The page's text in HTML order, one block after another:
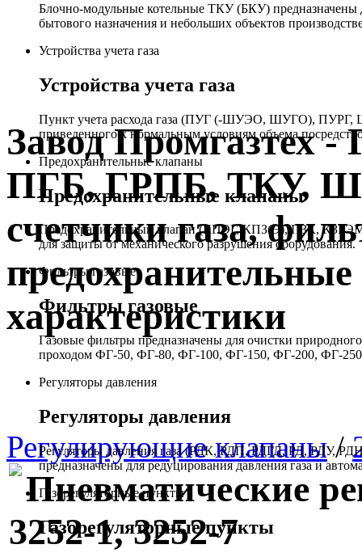
Блочно-модульные котельные ТКУ (БКУ) предназначены
бытового назначения и небольших объектов
Устройства учета газа
Устройства учета газа
Пункт учета расхода газа (ПУГ (-ШУЭО, ШУГО), ПУРГ,
приведенного к нормальным условиям объема
Предохранительные клапаны
Предохранительные клапаны
Предохранительный клапан (КПЭГ, КПЗ(Э), ПЗК,
для защиты от механического разрушения оборудования.
Фильтры газовые
Фильтры газовые
Газовые фильтры предназначены для очистки
проходом ФГ-50, ФГ-80, ФГ-100, ФГ-150, ФГ-200, ФГ-
Регуляторы давления
Регуляторы давления
Регуляторы давления газа (РДК, РДП, РДГД, РД, РДУ,
предназначены для редуцирования давления газа и
Газорегуляторные пункты
Газорегуляторные пункты
Завод
ПГБ, ГРПБ, ТКУ,
счетчики газа,
характеристики
Регулирующие клапаны/
Пневматические
3252-1, 3252-7